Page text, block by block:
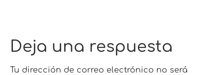
Deja una respuesta
Tu dirección de correo electrónico no será